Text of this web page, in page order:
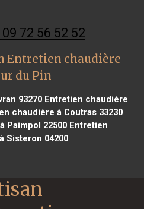
72 56 52 52
Entretien chaudière
du Pin
93270 Entretien chaudière
chaudière à Coutras 33230
Paimpol 22500 Entretien
Sisteron 04200